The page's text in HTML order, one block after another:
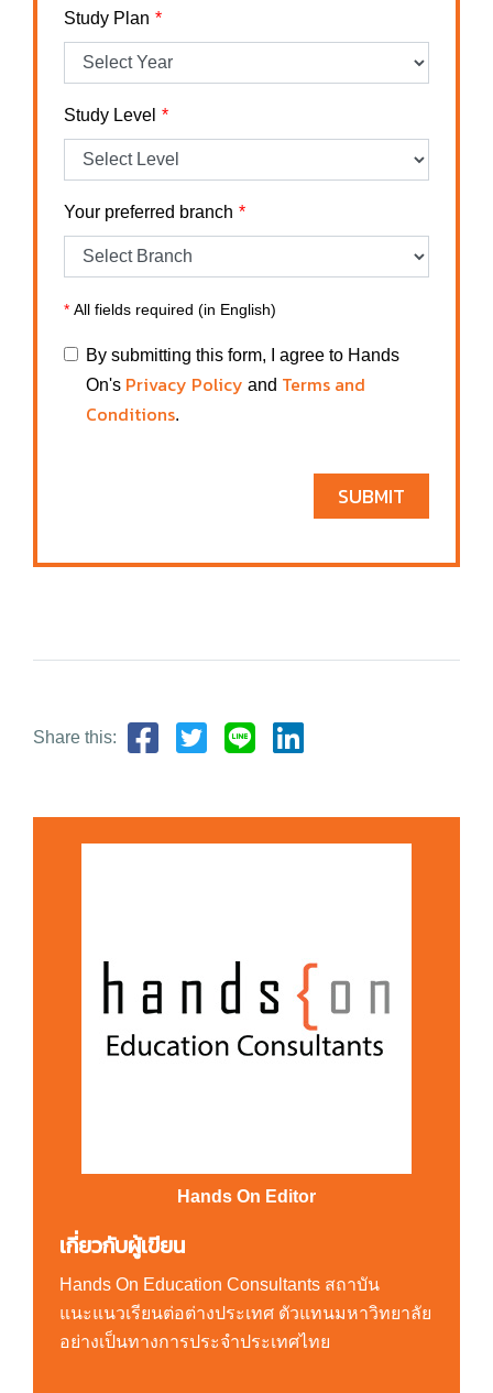
Study Plan
Study Level
Your preferred branch
* All fields required (in English)
By submitting this form, I agree to Hands
On's Privacy Policy and Terms and
Conditions.
SUBMIT
Share this:
Hands On Editor
เกี่ยวกับผู้เขียน
Hands On Education Consultants สถาบัน
แนะแนวเรียนต่อต่างประเทศ ตัวแทนมหาวิทยาลัย
อย่างเป็นทางการประจำประเทศไทย